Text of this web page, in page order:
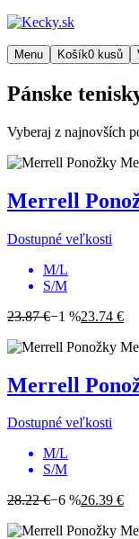
Menu Košík0 kusů
Pánske
Vyberaj z najnovších
Merrell
Dostupné veľkosti
M/L
S/M
23.87 €−1 %23.74 €
Merrell
Dostupné veľkosti
M/L
S/M
28.22 €−6 %26.39 €